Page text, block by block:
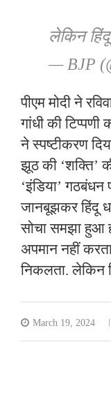
लेकिन
— BJP
पीएम मोदी ने
गांधी की
ने स्पष्टीकरण
झूठ की ‘शक्ति’
‘इंडिया’
जानबूझकर हिंदू
सोचा समझा हुआ
अपमान नहीं
निकलता. लेकिन
March 19, 2024